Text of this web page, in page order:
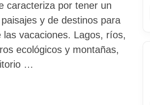
caracteriza por tener un
y de destinos para
las vacaciones. Lagos, ríos,
ecológicos y montañas,
…